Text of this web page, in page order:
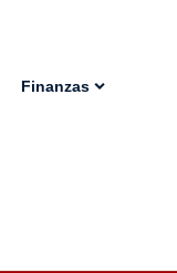
Finanzas